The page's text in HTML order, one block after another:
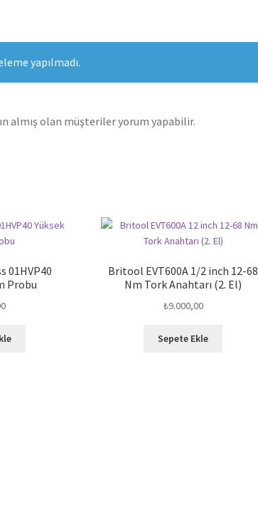
yapılmadı.
almış olan müşteriler yorum yapabilir.
01HVP40
Probu
Britool EVT600A 1/2 inch 12-68
Nm Tork Anahtarı (2. El)
₺9.000,00
Sepete Ekle